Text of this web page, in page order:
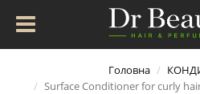
Головна
Surface Conditioner for curly